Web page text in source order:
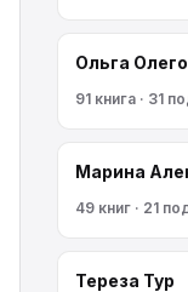
Ольга
91 книга · 31
Марина
49 книг · 21
Тереза Тур